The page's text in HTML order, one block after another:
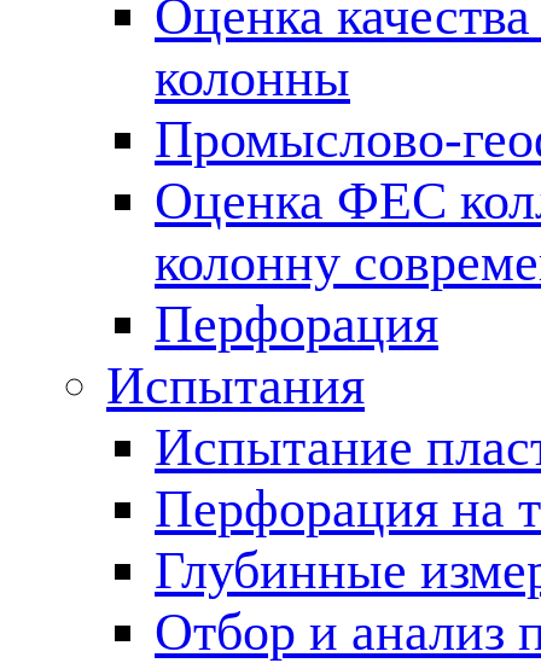
Оценка
колонны
Промыслово-
Оценка ФЕС
колонну
Перфорация
Испытания
Испытание
Перфорация на
Глубинные
Отбор и анализ